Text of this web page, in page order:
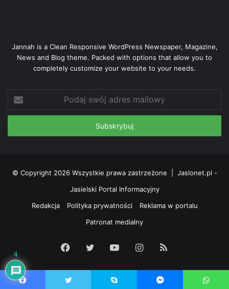
Jannah is a Clean Responsive WordPress Newspaper, Magazine,
News and Blog theme. Packed with options that allow you to
completely customize your website to your needs.
swój
adres
© Copyright 2026 Wszystkie prawa zastrzeżone | Jaslonet.pl -
Jasielski Portal Informacyjny
Redakcja
Polityka prywatności
Reklama w portalu
Patronat medialny
Facebook
Twitter YouTubeInstagram
4